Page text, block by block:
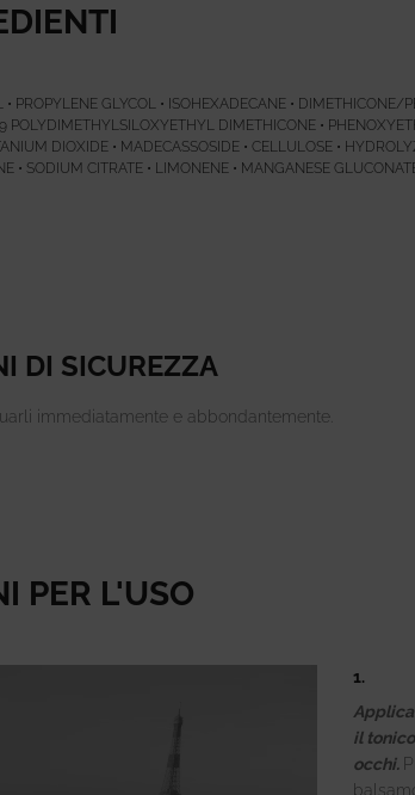
GLYCOL • ISOHEXADECANE • DIMETHICONE/
DIMETHICONE •
DIOXIDE • MADECASSOSIDE • CELLULOSE •
SODIUM CITRATE • LIMONENE • MANGANESE
DI SICUREZZA
immediatamente e abbondantemente.
PER L'USO
il
occhi.